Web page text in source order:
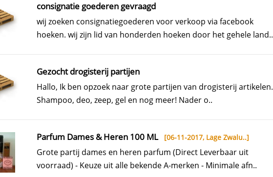
consignatie goederen gevraagd
wij zoeken consignatiegoederen voor verkoop via facebook
hoeken. wij zijn lid van honderden hoeken door het gehele land..
Gezocht drogisterij partijen
Hallo, Ik ben opzoek naar grote partijen van drogisterij artikelen.
Shampoo, deo, zeep, gel en nog meer! Nader o..
Parfum Dames & Heren 100 ML[06-11-2017, Lage Zwalu..]
Grote partij dames en heren parfum (Direct Leverbaar uit
voorraad) - Keuze uit alle bekende A-merken - Minimale afn..